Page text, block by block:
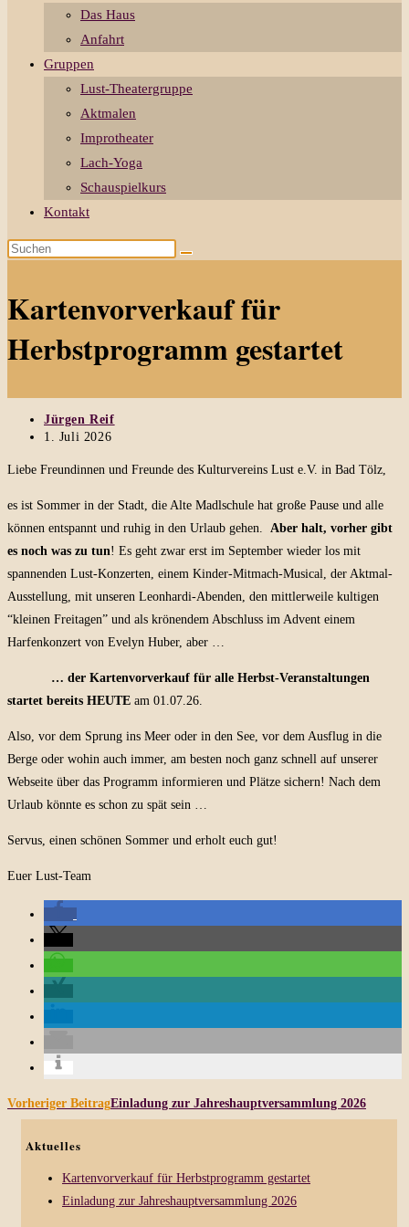
Das Haus
Anfahrt
Gruppen
Lust-Theatergruppe
Aktmalen
Improtheater
Lach-Yoga
Schauspielkurs
Kontakt
Diese
Kartenvorverkauf für
Herbstprogramm gestartet
Beitrags-
Autor:
Jürgen Reif
Beitrag
1. Juli 2026
Liebe Freundinnen und Freunde des Kulturvereins Lust e.V. in Bad Tölz,
es ist Sommer in der Stadt, die Alte Madlschule hat große Pause und alle
können entspannt und ruhig in den Urlaub gehen. Aber halt, vorher gibt
es noch was zu tun! Es geht zwar erst im September wieder los mit
spannenden Lust-Konzerten, einem Kinder-Mitmach-Musical, der Aktmal-
Ausstellung, mit unseren Leonhardi-Abenden, den mittlerweile kultigen
“kleinen Freitagen” und als krönendem Abschluss im Advent einem
Harfenkonzert von Evelyn Huber, aber …
… der Kartenvorverkauf für alle Herbst-Veranstaltungen
startet bereits HEUTE am 01.07.26.
Also, vor dem Sprung ins Meer oder in den See, vor dem Ausflug in die
Berge oder wohin auch immer, am besten noch ganz schnell auf unserer
Webseite über das Programm informieren und Plätze sichern! Nach dem
Urlaub könnte es schon zu spät sein …
Servus, einen schönen Sommer und erholt euch gut!
Euer Lust-Team
Weitere
ansehen
Vorheriger BeitragEinladung zur Jahreshauptversammlung 2026
Aktuelles
Kartenvorverkauf für Herbstprogramm gestartet
Einladung zur Jahreshauptversammlung 2026